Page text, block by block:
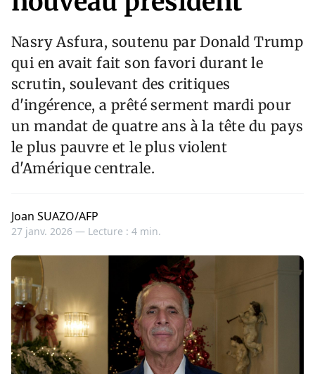
Nasry Asfura, soutenu par Donald Trump
qui en avait fait son favori durant le
scrutin, soulevant des critiques
d'ingérence, a prêté serment mardi pour
un mandat de quatre ans à la tête du pays
le plus pauvre et le plus violent
d'Amérique centrale.
Joan SUAZO/AFP
27 janv. 2026 — Lecture : 4 min.